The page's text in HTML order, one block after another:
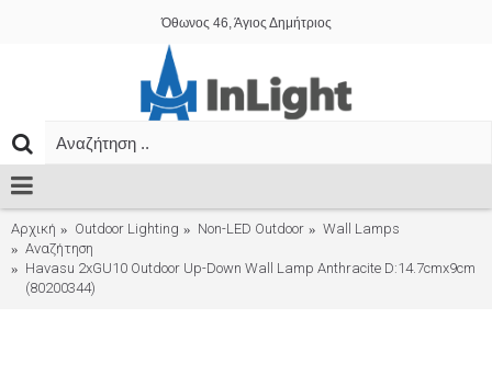
Όθωνος 46, Άγιος Δημήτριος
Αρχική Outdoor Lighting Non-LED Outdoor
Wall Lamps
Αναζήτηση
Havasu 2xGU10 Outdoor Up-Down Wall Lamp Anthracite D:14.7cmx9cm
(80200344)